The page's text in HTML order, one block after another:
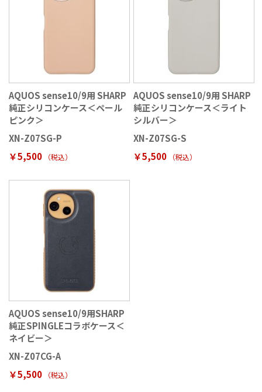
AQUOS sense10/9用 SHARP
純正シリコンケース＜ペール
ピンク＞
XN-Z07SG-P
￥5,500
（税込）
AQUOS sense10/9用 SHARP
純正シリコンケース＜ライト
シルバー＞
XN-Z07SG-S
￥5,500
（税込）
AQUOS sense10/9用SHARP
純正SPINGLEコラボケース＜
ネイビー＞
XN-Z07CG-A
￥5,500
（税込）